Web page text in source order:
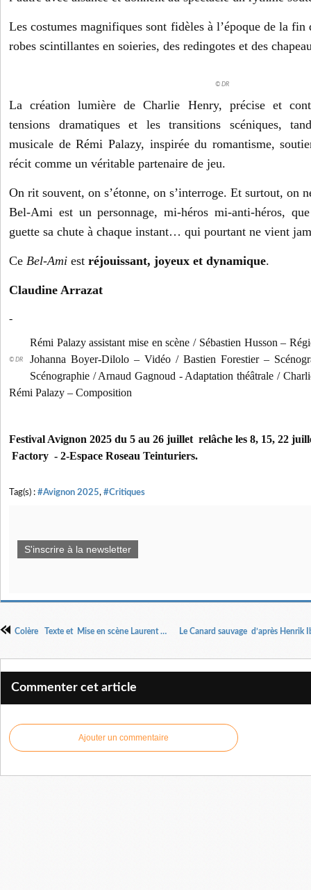
Les costumes magnifiques sont fidèles à l’époque de la
robes scintillantes en soieries, des redingotes et des
© DR
La création lumière de Charlie Henry, précise et
tensions dramatiques et les transitions scéniques,
musicale de Rémi Palazy, inspirée du romantisme,
récit comme un véritable partenaire de jeu.
On rit souvent, on s’étonne, on s’interroge. Et surtout, on
Bel-Ami est un personnage, mi-héros mi-anti-héros,
guette sa chute à chaque instant… qui pourtant ne vient
Ce Bel-Ami est réjouissant, joyeux et dynamique.
Claudine Arrazat
-
© DR
Rémi Palazy assistant mise en scène / Sébastien Husson –
Johanna Boyer-Dilolo – Vidéo / Bastien Forestier –
Scénographie / Arnaud Gagnoud - Adaptation théâtrale /
Rémi Palazy – Composition
Festival Avignon 2025 du 5 au 26 juillet relâche les 8, 15, 22
Factory - 2-Espace Roseau Teinturiers.
Tag(s) : #Avignon 2025, #Critiques
S'inscrire à la newsletter
Colère Texte et Mise en scène Laurent Vacher.
Commenter cet article
Ajouter un commentaire